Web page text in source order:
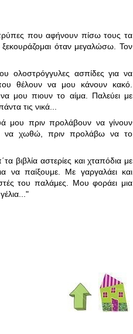
τρύπες που αφήνουν πίσω τους τα
ξεκουράζομαι όταν μεγαλώσω. Τον
ολοστρόγγυλες ασπίδες για να
θέλουν να μου κάνουν κακό.
να μου πιουν το αίμα. Παλεύει με
τις νικά...
μου πριν προλάβουν να γίνουν
να χωθώ, πριν προλάβω να το
βιβλία αστερίες και χταπόδια με
να παίξουμε. Με γαργαλάει και
του παλάμες. Μου φοράει μια